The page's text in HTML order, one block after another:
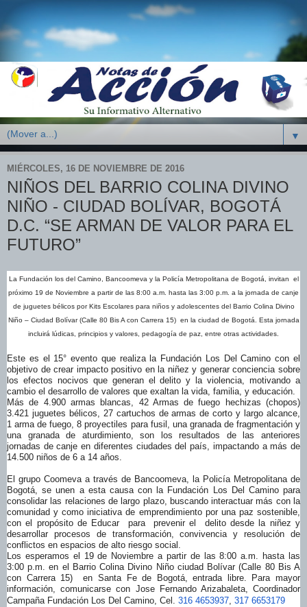
▼
MIÉRCOLES, 16 DE NOVIEMBRE DE 2016
NIÑOS DEL BARRIO COLINA DIVINO
NIÑO - CIUDAD BOLÍVAR, BOGOTÁ
D.C. “SE ARMAN DE VALOR PARA EL
FUTURO”
La Fundación los del Camino, Bancoomeva y la Policía Metropolitana de Bogotá, invitan el
próximo 19 de Noviembre a partir de las 8:00 a.m. hasta las 3:00 p.m. a la jornada de canje
de juguetes bélicos por Kits Escolares para niños y adolescentes del Barrio Colina Divino
Niño – Ciudad Bolívar (Calle 80 Bis A con Carrera 15) en la ciudad de Bogotá. Esta jornada
incluirá lúdicas, principios y valores, pedagogía de paz, entre otras actividades.
Este es el 15° evento que realiza la Fundación Los Del Camino con el
objetivo de crear impacto positivo en la niñezy generar conciencia sobre
los efectos nocivos que generan el delito y la violencia, motivando a
cambio el desarrollo de valores que exaltan la vida, familia, y educación.
Más de 4.900 armas blancas, 42 Armas de fuego hechizas (chopos)
3.421 juguetes bélicos, 27 cartuchos de armas de corto y largo alcance,
1 arma de fuego, 8 proyectiles para fusil, una granada de fragmentación y
una granada de aturdimiento, son los resultados de las anteriores
jornadas de canje en diferentes ciudades del país, impactando a más de
14.500 niños de 6 a 14 años.
El grupo Coomeva a través de Bancoomeva, la Policía Metropolitana de
Bogotá, se unen a esta causa con la Fundación Los Del Camino para
consolidar las relaciones de largo plazo, buscando interactuar más con la
comunidad y como iniciativa de emprendimiento por una paz sostenible,
con el propósito de Educar para prevenir el delito desde la niñez y
desarrollar procesos de transformación, convivencia y resolución de
conflictos en espacios de alto riesgo social.
Los esperamos el 19 de Noviembre a partir de las 8:00 a.m. hasta las
3:00 p.m.en el Barrio Colina Divino Niño ciudad Bolívar (Calle 80 Bis A
con Carrera 15) en Santa Fe de Bogotá, entrada libre. Para mayor
información, comunicarse con Jose Fernando Arizabaleta, Coordinador
Campaña Fundación Los Del Camino, Cel. 316 4653937, 317 6653179